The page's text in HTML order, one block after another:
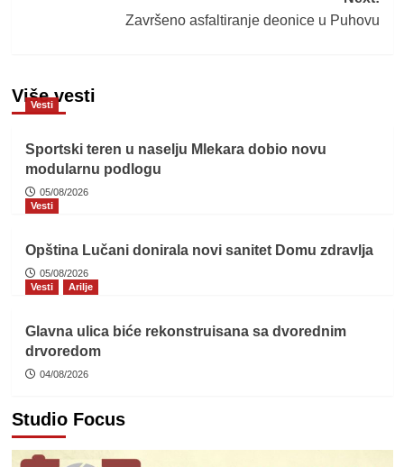
Završeno asfaltiranje deonice u Puhovu
Više vesti
Vesti
Sportski teren u naselju Mlekara dobio novu
modularnu podlogu
05/08/2026
Vesti
Opština Lučani donirala novi sanitet Domu zdravlja
05/08/2026
Vesti
Arilje
Glavna ulica biće rekonstruisana sa dvorednim
drvoredom
04/08/2026
Studio Focus